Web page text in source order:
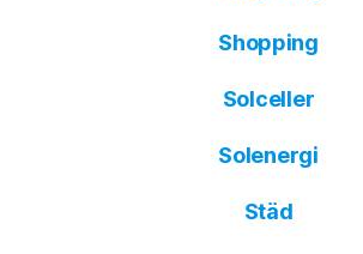
Shopping
Solceller
Solenergi
Städ